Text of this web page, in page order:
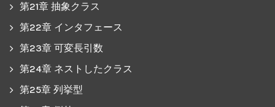
第21章 抽象クラス
第22章 インタフェース
第23章 可変長引数
第24章 ネストしたクラス
第25章 列挙型